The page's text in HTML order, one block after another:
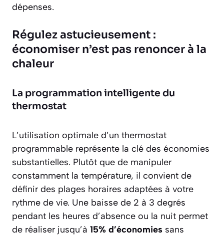
dépenses.
Régulez astucieusement :
économiser n’est pas renoncer à la
chaleur
La programmation intelligente du
thermostat
L’utilisation optimale d’un thermostat
programmable représente la clé des économies
substantielles. Plutôt que de manipuler
constamment la température, il convient de
définir des plages horaires adaptées à votre
rythme de vie. Une baisse de 2 à 3 degrés
pendant les heures d’absence ou la nuit permet
de réaliser jusqu’à 15% d’économies sans